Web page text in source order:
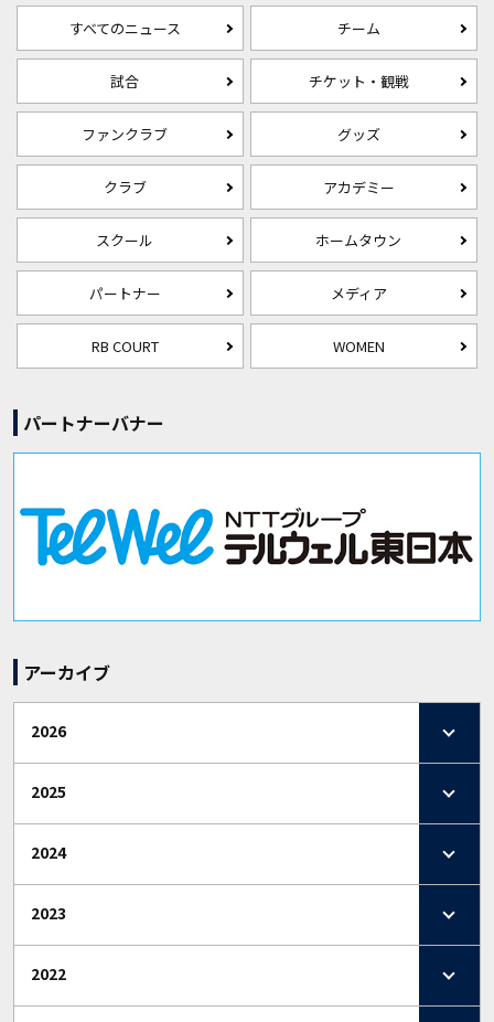
すべてのニュース チーム
試合 チケット・観戦
ファンクラブ グッズ
クラブ アカデミー
スクール ホームタウン
パートナー メディア
RB COURT WOMEN
パートナーバナー
アーカイブ
2026
2025
2024
2023
2022